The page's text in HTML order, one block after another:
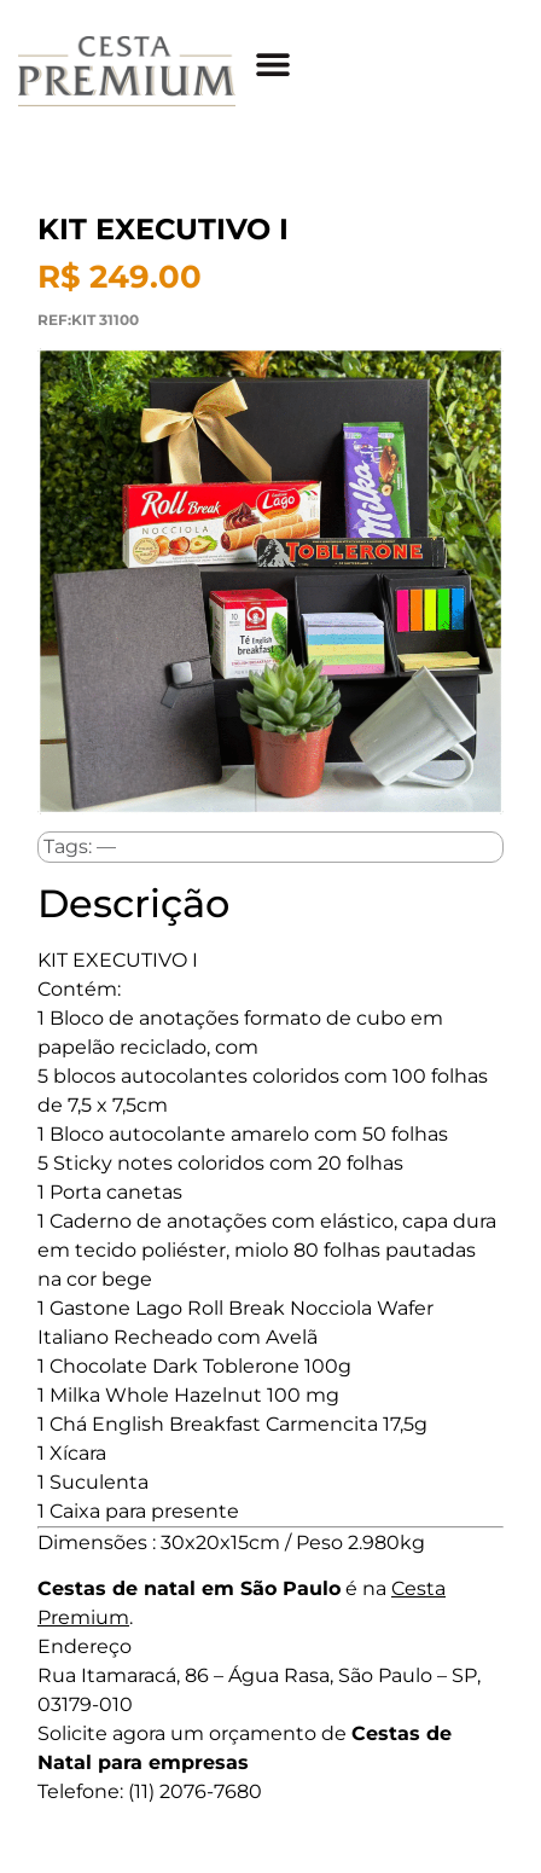
KIT EXECUTIVO I
R$ 249.00
REF:KIT 31100
Tags: —
Descrição
KIT EXECUTIVO I
Contém:
1 Bloco de anotações formato de cubo em
papelão reciclado, com
5 blocos autocolantes coloridos com 100 folhas
de 7,5 x 7,5cm
1 Bloco autocolante amarelo com 50 folhas
5 Sticky notes coloridos com 20 folhas
1 Porta canetas
1 Caderno de anotações com elástico, capa dura
em tecido poliéster, miolo 80 folhas pautadas
na cor bege
1 Gastone Lago Roll Break Nocciola Wafer
Italiano Recheado com Avelã
1 Chocolate Dark Toblerone 100g
1 Milka Whole Hazelnut 100 mg
1 Chá English Breakfast Carmencita 17,5g
1 Xícara
1 Suculenta
1 Caixa para presente
Dimensões : 30x20x15cm / Peso 2.980kg
Cestas de natal em São Paulo é na Cesta
Premium.
Endereço
Rua Itamaracá, 86 – Água Rasa, São Paulo – SP,
03179-010
Solicite agora um orçamento de Cestas de
Natal para empresas
Telefone: (11) 2076-7680